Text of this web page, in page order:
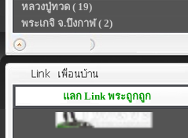
หลวงปู่ทวด ( 19)
พระเกจิ จ.บึงกาฬ ( 2)
แลก Link พระถูกถูก